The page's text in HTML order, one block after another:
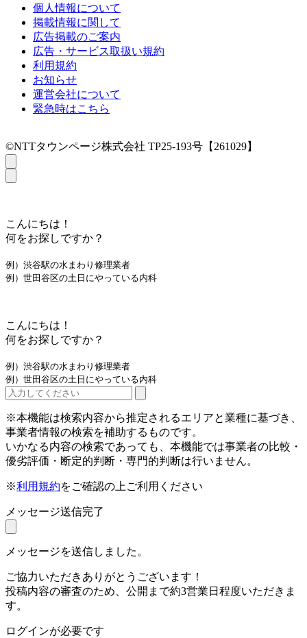
個人情報について
掲載情報に関して
広告掲載のご案内
広告・サービス取扱い規約
利用規約
お知らせ
運営会社について
緊急時はこちら
©NTTタウンページ株式会社 TP25-193号【261029】
こんにちは！
何をお探しですか？
例）渋谷駅の水まわり修理業者
例）世田谷区の土日にやっている内科
こんにちは！
何をお探しですか？
例）渋谷駅の水まわり修理業者
例）世田谷区の土日にやっている内科
※本機能は検索内容から推定されるエリアと業種に基づき、
事業者情報の検索を補助するものです。
いかなる内容の検索であっても、本機能では事業者の比較・
優劣評価・断定的判断・専門的判断は行いません。
※利用規約をご確認の上ご利用ください
メッセージ送信完了
メッセージを送信しました。
ご協力いただきありがとうございます！
投稿内容の審査のため、公開まで約3営業日程度いただきま
す。
ログインが必要です